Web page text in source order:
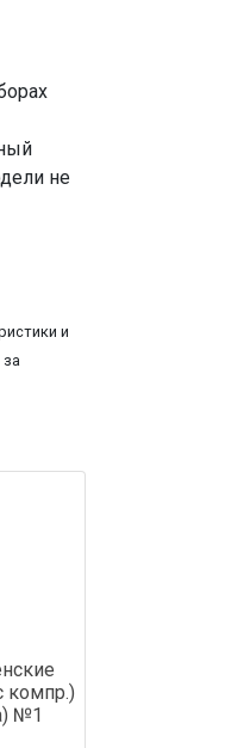
не
и
компр.)
№1